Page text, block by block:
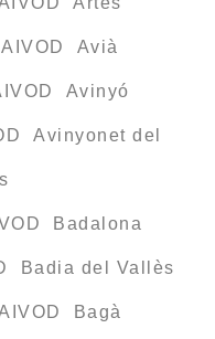
Avià
Avinyó
Avinyonet del
Badalona
Badia del Vallès
Bagà